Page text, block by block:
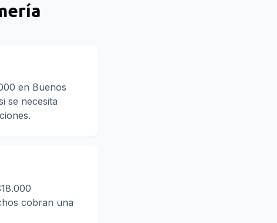
en Buenos
se necesita
cobran una